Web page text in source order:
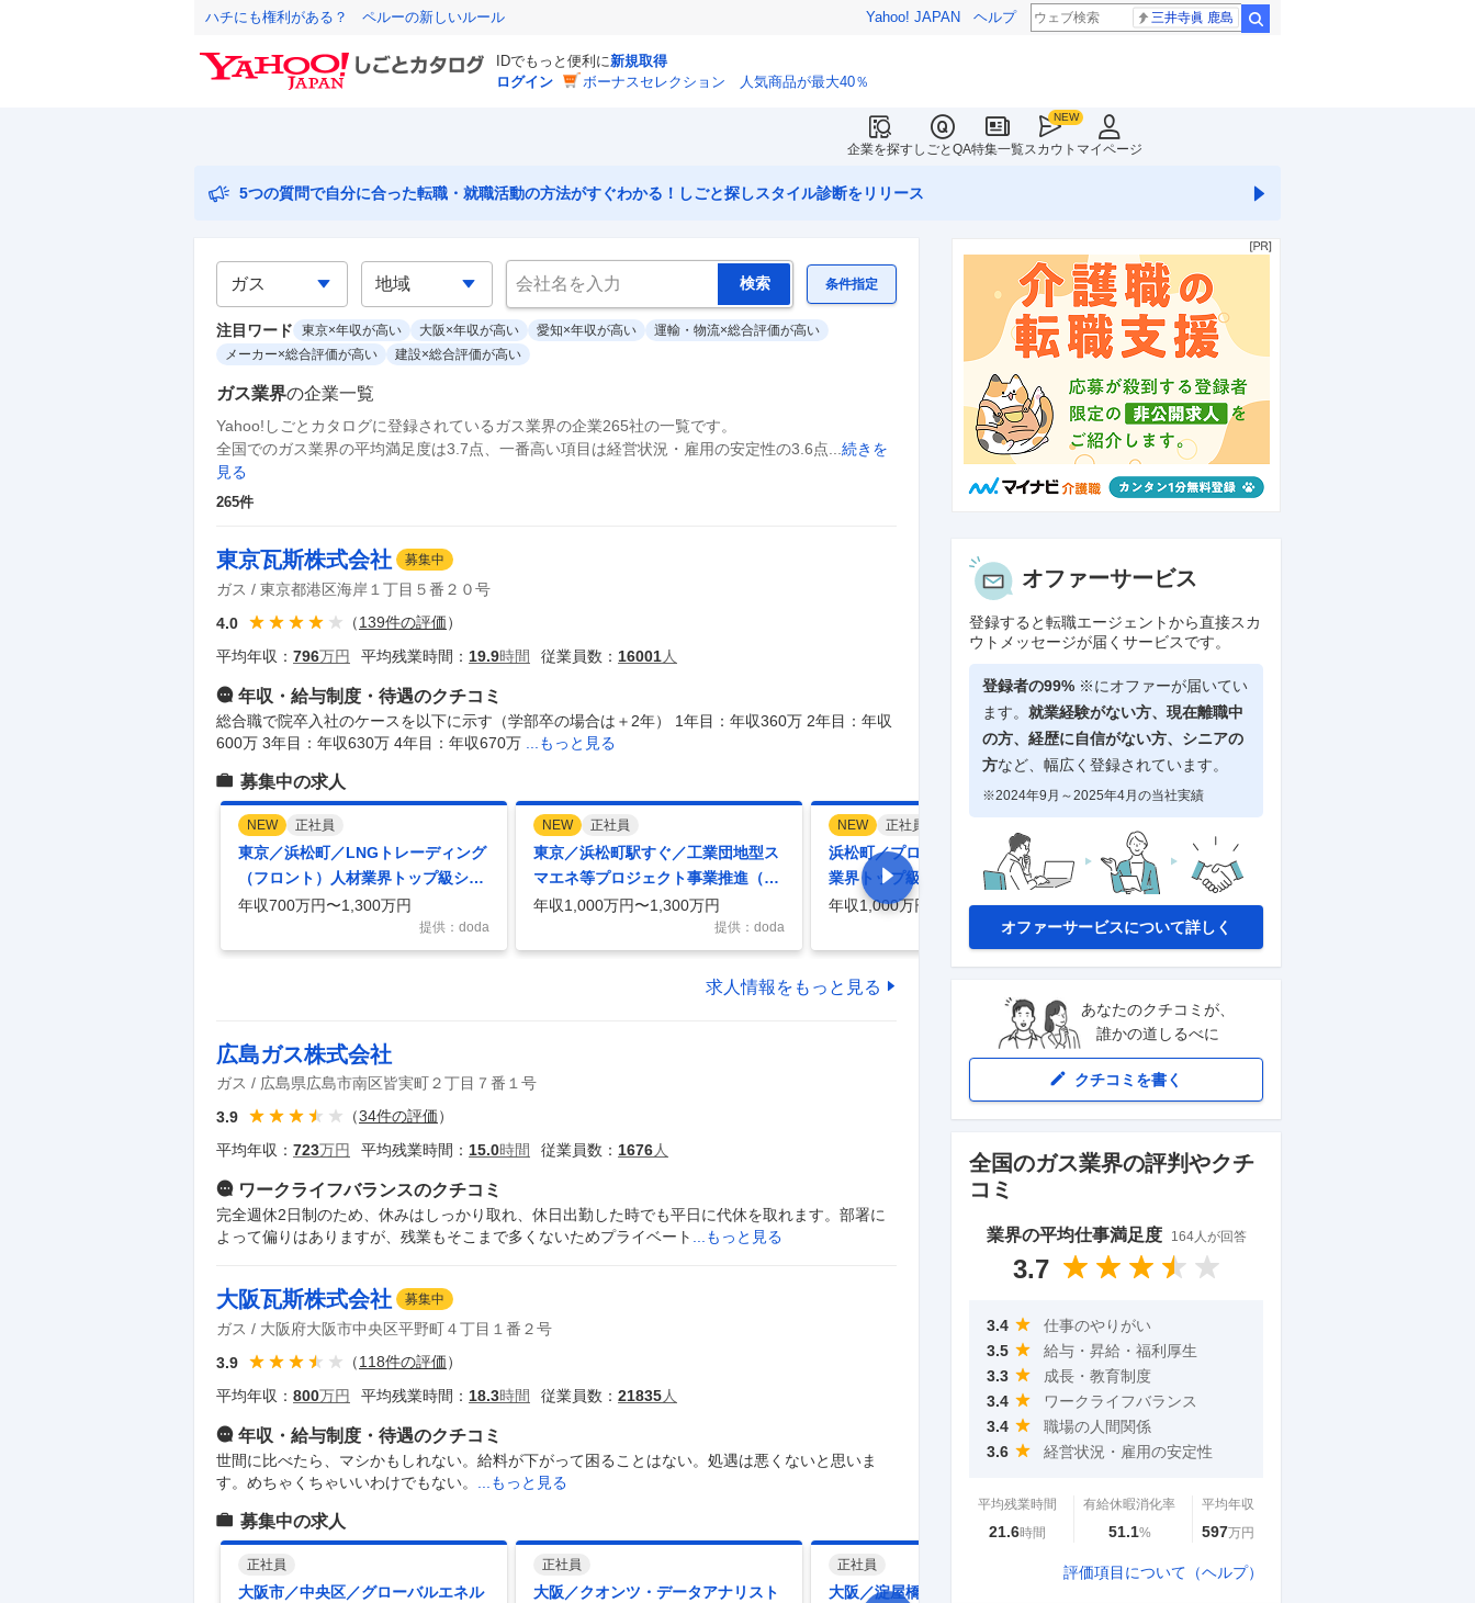
ハチにも権利がある？ ペルーの新しいルール Yahoo! JAPAN ヘルプ 三井寺眞 鹿島
IDでもっと便利に新規取得
ログイン
ボーナスセレクション 人気商品が最大40％
企業を探すしごとQA特集一覧スカウト マイページ
5つの質問で自分に合った転職・就職活動の方法がすぐわかる！しごと探しスタイル診断をリリース
条件指定
注目ワード 東京×年収が高い 大阪×年収が高い 愛知×年収が高い
運輸・物流×総合評価が高い
メーカー×総合評価が高い
建設×総合評価が高い
ガス業界の企業一覧
Yahoo!しごとカタログに登録されているガス業界の企業265社の一覧です。
全国でのガス業界の平均満足度は3.7点、一番高い項目は経営状況・雇用の安定性の3.6点... 続きを
見る
265件
東京瓦斯株式会社 募集中
ガス
東京都港区海岸１丁目５番２０号
4.0
（139件の評価）
平均年収： 796万円 平均残業時間： 19.9時間 従業員数： 16001人
年収・給与制度・待遇のクチコミ
総合職で院卒入社のケースを以下に示す（学部卒の場合は＋2年） 1年目：年収360万 2年目：年収
600万 3年目：年収630万 4年目：年収670万
...もっと見る
募集中の求人
NEW 正社員
東京／浜松町／LNGトレーディング
（フロント）人材業界トップ級シェ
ア／年間休日127日
年収700万円〜1,300万円
提供：doda
NEW 正社員
東京／浜松町駅すぐ／工業団地型ス
マエネ等プロジェクト事業推進（プ
ロジェクトマネージャー）
年収1,000万円〜1,300万円
提供：doda
NEW 正社員
浜松町／プロジェクトマネージャー
業界トップ級シェア／年間休日127
日／リモートワーク可
年収1,000万円〜1,400万円
提供：doda
浜松町／サービスデザイナースーパ
ーフレックス／リモートワーク可／
業界トップ級シェア
年収650万円〜1,300万円
求人情報をもっと見る
広島ガス株式会社
ガス
広島県広島市南区皆実町２丁目７番１号
3.9
（34件の評価）
平均年収： 723万円 平均残業時間： 15.0時間 従業員数： 1676人
ワークライフバランスのクチコミ
完全週休2日制のため、休みはしっかり取れ、休日出勤した時でも平日に代休を取れます。部署に
よって偏りはありますが、残業もそこまで多くないためプライベート ...もっと見る
大阪瓦斯株式会社 募集中
ガス
大阪府大阪市中央区平野町４丁目１番２号
3.9
（118件の評価）
平均年収： 800万円 平均残業時間： 18.3時間 従業員数： 21835人
年収・給与制度・待遇のクチコミ
世間に比べたら、マシかもしれない。給料が下がって困ることはない。処遇は悪くないと思いま
す。めちゃくちゃいいわけでもない。
...もっと見る
募集中の求人
正社員
大阪市／中央区／グローバルエネル
正社員
大阪／クオンツ・データアナリスト
正社員
大阪／淀屋橋／蓄電池ビジネス推進
正社員
オファーサービス
登録すると転職エージェントから直接スカ
ウトメッセージが届くサービスです。
登録者の99% ※にオファーが届いてい
ます。 就業経験がない方、現在離職中
の方、 経歴に自信がない方、シニアの
方など、幅広く登録されています。
※2024年9月～2025年4月の当社実績
オファーサービスについて詳しく
あなたのクチコミが、
誰かの道しるべに
クチコミを書く
全国のガス業界の評判やクチ
コミ
業界の平均仕事満足度 164人が回答
3.7
3.4
仕事のやりがい
3.5
給与・昇給・福利厚生
3.3
成長・教育制度
3.4
ワークライフバランス
3.4
職場の人間関係
3.6
経営状況・雇用の安定性
平均残業時間
21.6時間
有給休暇消化率
51.1%
平均年収
597万円
評価項目について（ヘルプ）